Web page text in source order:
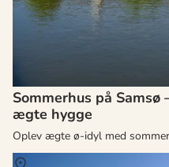
Sommerhus på
ægte hygge
Oplev ægte ø-idyl med